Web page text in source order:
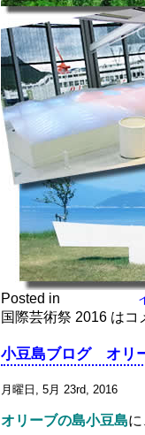
Posted in イベ
国際芸術祭 2016 はコ
小豆島ブログ オリ
月曜日, 5月 23rd, 2016
オリーブの島小豆島